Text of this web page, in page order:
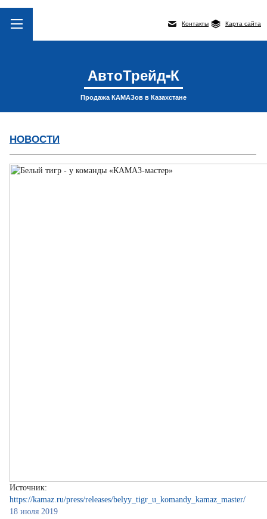
Контакты Карта сайта
АвтоТрейд-К
Продажа КАМАЗов в Казахстане
НОВОСТИ
Источник:
https://kamaz.ru/press/releases/belyy_tigr_u_komandy_kamaz_master/
18 июля 2019